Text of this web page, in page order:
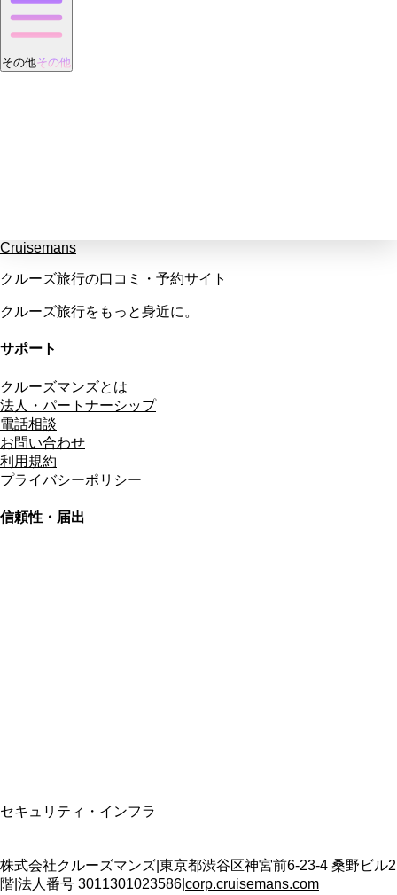
その他その他
Cruisemans
クルーズ旅行の口コミ・予約サイト
クルーズ旅行をもっと身近に。
サポート
クルーズマンズとは
法人・パートナーシップ
電話相談
お問い合わせ
利用規約
プライバシーポリシー
信頼性・届出
セキュリティ・インフラ
株式会社クルーズマンズ 東京都渋谷区神宮前6-23-4 桑野ビル2
階 法人番号 3011301023586 corp.cruisemans.com